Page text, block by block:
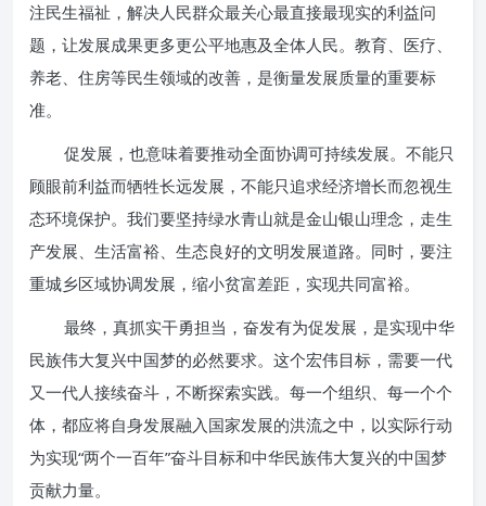
注民生福祉，解决人民群众最关心最直接最现实的利益问
题，让发展成果更多更公平地惠及全体人民。教育、医疗、
养老、住房等民生领域的改善，是衡量发展质量的重要标
准。
促发展，也意味着要推动全面协调可持续发展。不能只
顾眼前利益而牺牲长远发展，不能只追求经济增长而忽视生
态环境保护。我们要坚持绿水青山就是金山银山理念，走生
产发展、生活富裕、生态良好的文明发展道路。同时，要注
重城乡区域协调发展，缩小贫富差距，实现共同富裕。
最终，真抓实干勇担当，奋发有为促发展，是实现中华
民族伟大复兴中国梦的必然要求。这个宏伟目标，需要一代
又一代人接续奋斗，不断探索实践。每一个组织、每一个个
体，都应将自身发展融入国家发展的洪流之中，以实际行动
为实现“两个一百年”奋斗目标和中华民族伟大复兴的中国梦
贡献力量。